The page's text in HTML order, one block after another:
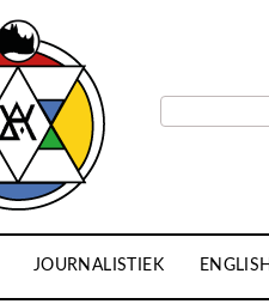
JOURNALISTIEK